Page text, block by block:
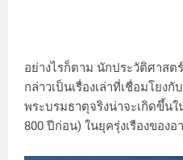
อย่างไรก็ตาม นักประวัติศาส
กล่าวเป็นเรื่องเล่าที่เชื่อมโยง
พระบรมธาตุจริงน่าจะเกิดขึ้น
800 ปีก่อน) ในยุครุ่งเรืองของ